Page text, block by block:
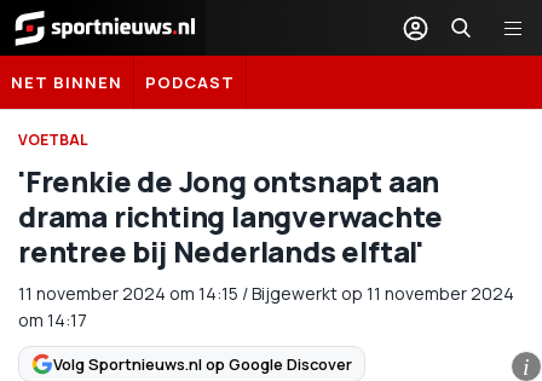
Sportnieuws.nl
NET BINNEN PODCAST
VOETBAL
'Frenkie de Jong ontsnapt aan
drama richting langverwachte
rentree bij Nederlands elftal'
11 november 2024 om 14:15 /Bijgewerkt op 11 november 2024
om 14:17
Volg Sportnieuws.nl op Google Discover i